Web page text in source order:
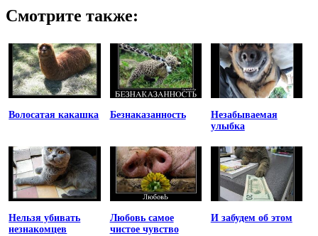
Смотрите также:
Волосатая какашка Безнаказанность
Незабываемая
улыбка
Нельзя убивать
незнакомцев
Любовь самое
чистое чувство
И забудем об этом